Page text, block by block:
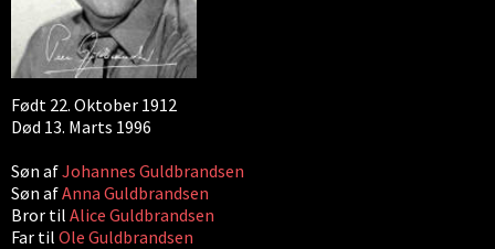
Født 22. Oktober 1912
Død 13. Marts 1996
Søn afJohannes Guldbrandsen
Søn afAnna Guldbrandsen
Bror til Alice Guldbrandsen
Far til Ole Guldbrandsen